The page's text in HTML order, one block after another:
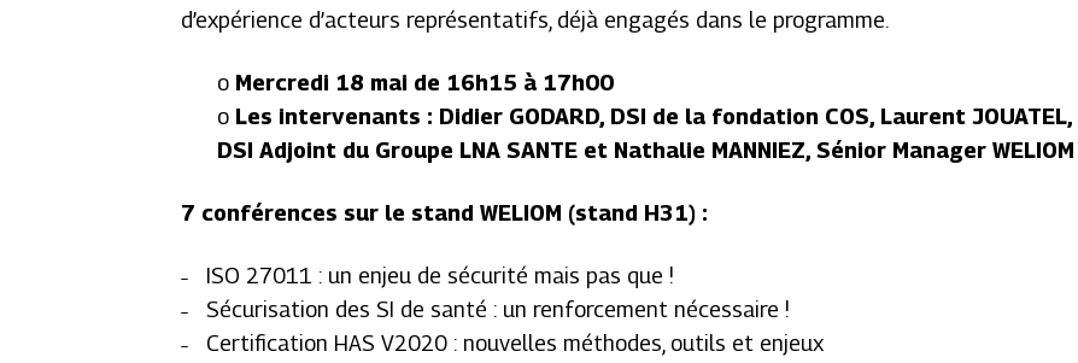
d’expérience d’acteurs représentatifs, déjà engagés dans le programme.
o Mercredi 18 mai de 16h15 à 17h00
o Les intervenants : Didier GODARD, DSI de la fondation COS, Laurent JOUATEL,
DSI Adjoint du Groupe LNA SANTE et Nathalie MANNIEZ, Sénior Manager WELIOM
7 conférences sur le stand WELIOM (stand H31) :
˗ ISO 27011 : un enjeu de sécurité mais pas que !
˗ Sécurisation des SI de santé : un renforcement nécessaire !
˗ Certification HAS V2020 : nouvelles méthodes, outils et enjeux